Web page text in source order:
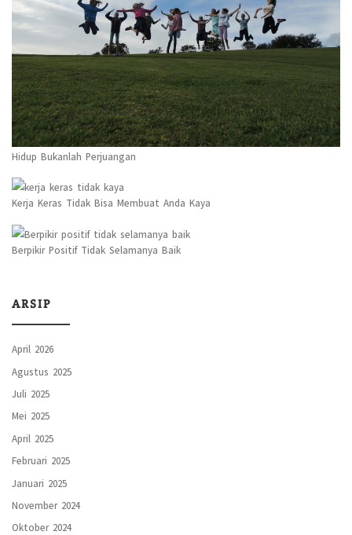
Hidup Bukanlah Perjuangan
Kerja Keras Tidak Bisa Membuat Anda Kaya
Berpikir Positif Tidak Selamanya Baik
ARSIP
April 2026
Agustus 2025
Juli 2025
Mei 2025
April 2025
Februari 2025
Januari 2025
November 2024
Oktober 2024